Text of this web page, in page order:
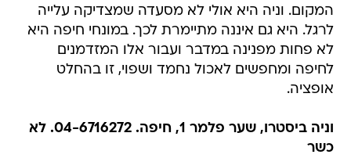
המקום. וניה היא אולי לא מסעדה שמצדיקה עלייה
לרגל. היא גם איננה מתיימרת לכך. במונחי חיפה היא
לא פחות מפנינה במדבר ועבור אלו המזדמנים
לחיפה ומחפשים לאכול נחמד ושפוי, זו בהחלט
אופציה.
וניה ביסטרו, שער פלמר 1, חיפה. 04-6716272. לא
כשר